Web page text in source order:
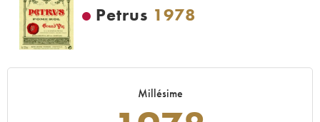
Petrus 1978
Millésime